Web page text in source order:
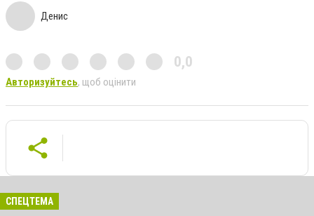
Денис
0,0
Авторизуйтесь, щоб оцінити
СПЕЦТЕМА